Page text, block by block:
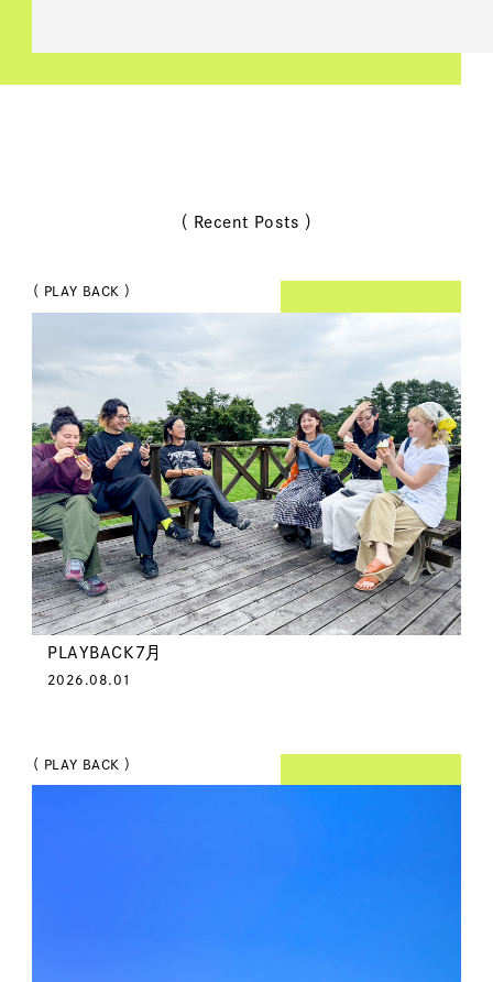
（ Recent Posts ）
（ PLAY BACK ）
PLAYBACK7月
2026.08.01
（ PLAY BACK ）